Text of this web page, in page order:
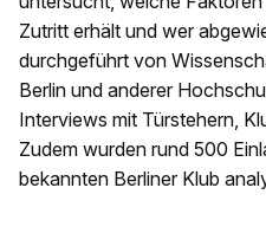
Zutritt erhält und wer
durchgeführt von
Berlin und anderer
Interviews mit Türstehern,
Zudem wurden rund 500
bekannten Berliner Klub